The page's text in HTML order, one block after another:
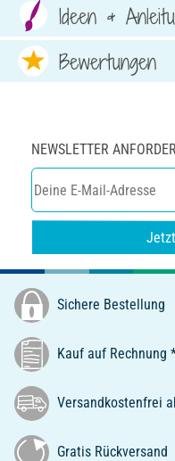
Ideen &
Bewertungen
NEWSLETTER
Sichere Bestellung
Kauf auf Rechnung
Versandkostenfrei
Gratis Rückversand